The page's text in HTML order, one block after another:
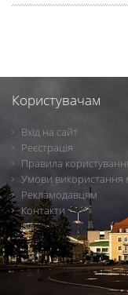
Користувачам
Вхід на сайт
Реєстрація
Правила
Умови використання
Рекламодавцям
Контакти